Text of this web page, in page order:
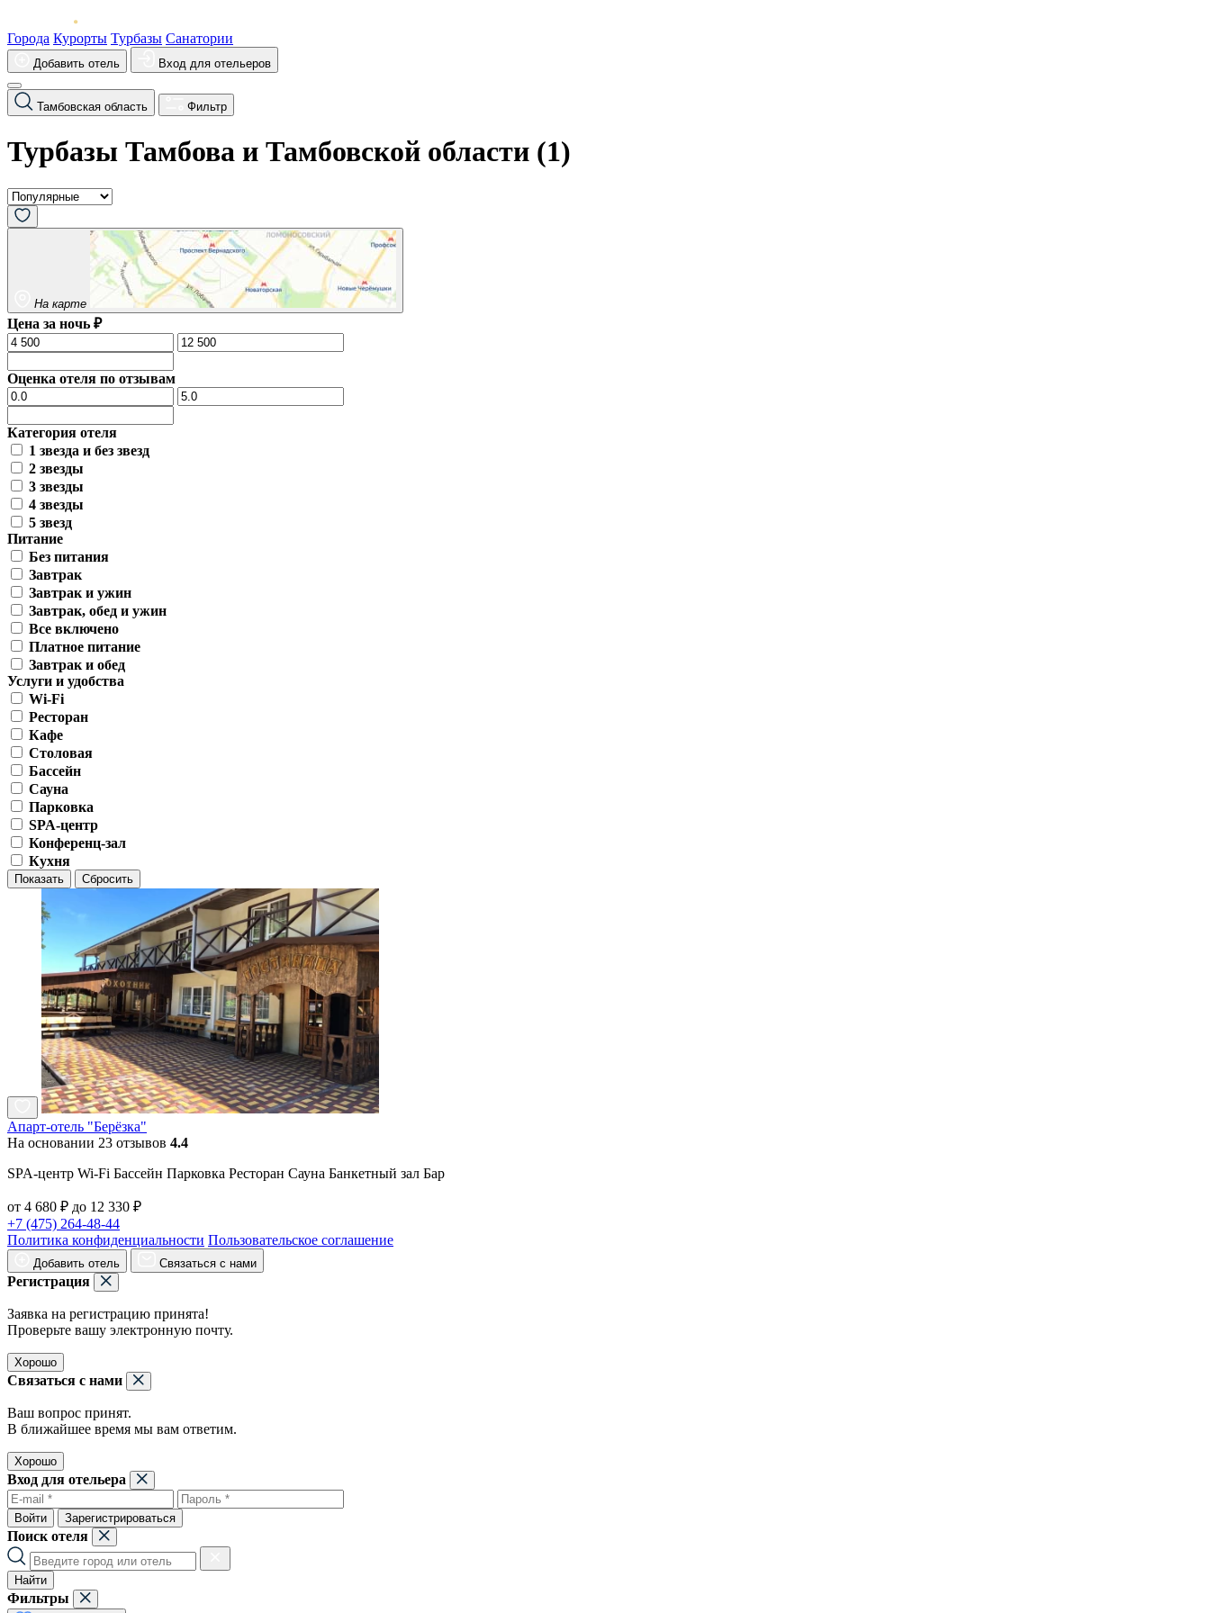
Города Курорты Турбазы Санатории
Добавить отель Вход для отельеров
Тамбовская область Фильтр
Турбазы Тамбова и Тамбовской области (1)
На карте
Цена за ночь ₽
Оценка отеля по отзывам
Категория отеля
1 звезда и без звезд
2 звезды
3 звезды
4 звезды
5 звезд
Питание
Без питания
Завтрак
Завтрак и ужин
Завтрак, обед и ужин
Все включено
Платное питание
Завтрак и обед
Услуги и удобства
Wi-Fi
Ресторан
Кафе
Столовая
Бассейн
Сауна
Парковка
SPA-центр
Конференц-зал
Кухня
Показать Сбросить
Апарт-отель "Берёзка"
На основании 23 отзывов 4.4
SPA-центр Wi-Fi Бассейн Парковка Ресторан Сауна Банкетный зал Бар
от 4 680 ₽ до 12 330 ₽
+7 (475) 264-48-44
Политика конфиденциальности Пользовательское соглашение
Добавить отель Связаться с нами
Регистрация
Заявка на регистрацию принята!
Проверьте вашу электронную почту.
Хорошо
Связаться с нами
Ваш вопрос принят.
В ближайшее время мы вам ответим.
Хорошо
Вход для отельера
Войти Зарегистрироваться
Поиск отеля
Найти
Фильтры